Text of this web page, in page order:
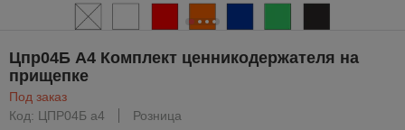
Цпр04Б А4 Комплект ценникодержателя на
прищепке
Под заказ
Код: ЦПР04Б а4
Розница